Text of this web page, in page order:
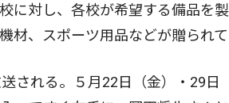
に対し、各校が希望する備品を
材、スポーツ用品などが贈られて
れる。５月22日（金）・29日